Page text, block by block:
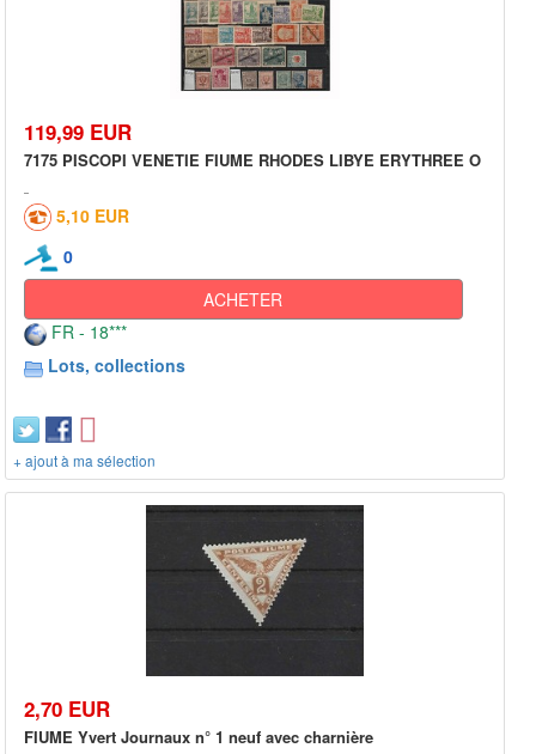
119,99 EUR
7175 PISCOPI VENETIE FIUME RHODES LIBYE ERYTHREE O
5,10 EUR
0
ACHETER
FR - 18***
Lots, collections
+ ajout à ma sélection
2,70 EUR
FIUME Yvert Journaux n° 1 neuf avec charnière